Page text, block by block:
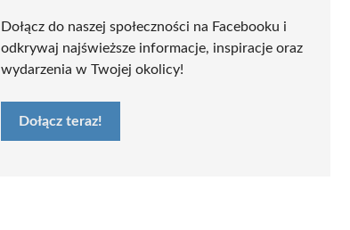
Dołącz do naszej społeczności na Facebooku i
odkrywaj najświeższe informacje, inspiracje oraz
wydarzenia w Twojej okolicy!
Dołącz teraz!